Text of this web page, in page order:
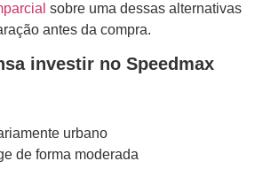
sobre uma dessas alternativas
antes da compra.
investir no Speedmax
urbano
de forma moderada